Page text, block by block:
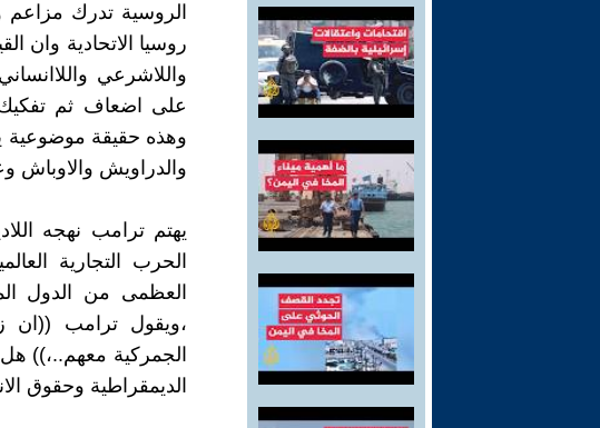
الروسية تدرك مزاعم
روسيا الاتحادية وان
واللاشرعي
على اضعاف ثم تفكيك
وهذه حقيقة موضوعية
والدراويش والاوباش
يهتم ترامب نهجه
الحرب التجارية
العظمى من الدول
،ويقول ترامب ((ان
الجمركية معهم..،))
الديمقراطية وحقوق